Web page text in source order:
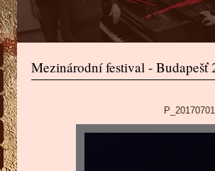
Mezinárodní festival - Budapešť